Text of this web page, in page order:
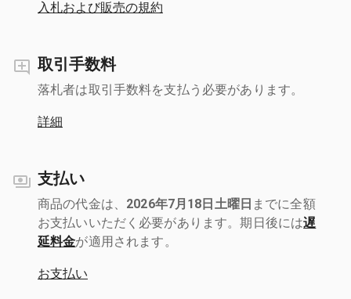
入札および販売の規約
取引手数料
落札者は取引手数料を支払う必要があります。
詳細
支払い
商品の代金は、 2026年7月18日土曜日 までに全額
お支払いいただく必要があります。期日後には遅
延料金が適用されます。
お支払い